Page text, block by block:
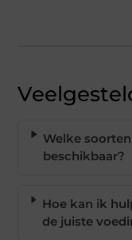
Welke
beschikbaar?
Hoe kan ik
de juiste